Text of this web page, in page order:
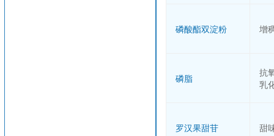
磷酸酯双淀粉 增
磷脂
抗
乳
罗汉果甜苷 甜